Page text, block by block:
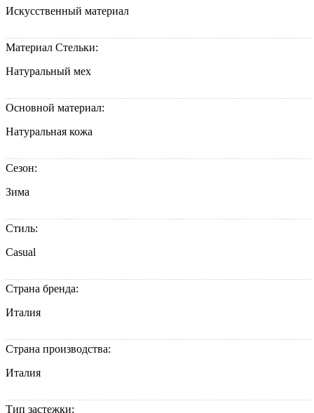
Искусственный материал
Материал Стельки:
Натуральный мех
Основной материал:
Натуральная кожа
Сезон:
Зима
Стиль:
Casual
Страна бренда:
Италия
Страна производства:
Италия
Тип застежки: